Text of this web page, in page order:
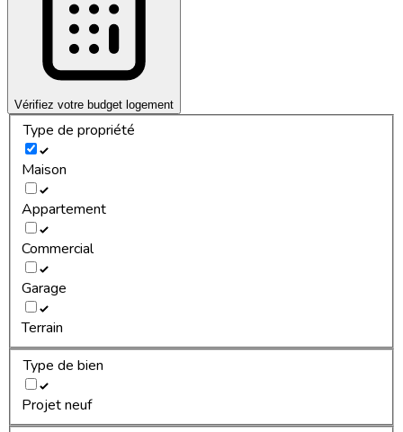
Vérifiez votre budget logement
Type de propriété
Maison
Appartement
Commercial
Garage
Terrain
Type de bien
Projet neuf